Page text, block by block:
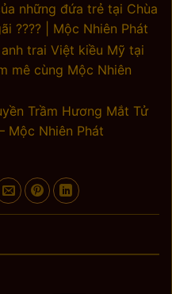
những đứa trẻ tại Chùa
???? | Mộc Nhiên Phát
trai Việt kiều Mỹ tại
mê cùng Mộc Nhiên
Trầm Hương Mắt Tử
Mộc Nhiên Phát